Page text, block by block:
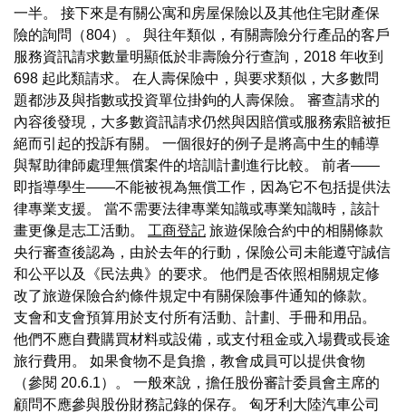
一半。 接下來是有關公寓和房屋保險以及其他住宅財產保
險的詢問（804）。 與往年類似，有關壽險分行產品的客戶
服務資訊請求數量明顯低於非壽險分行查詢，2018 年收到
698 起此類請求。 在人壽保險中，與要求類似，大多數問
題都涉及與指數或投資單位掛鉤的人壽保險。 審查請求的
內容後發現，大多數資訊請求仍然與因賠償或服務索賠被拒
絕而引起的投訴有關。 一個很好的例子是將高中生的輔導
與幫助律師處理無償案件的培訓計劃進行比較。 前者——
即指導學生——不能被視為無償工作，因為它不包括提供法
律專業支援。 當不需要法律專業知識或專業知識時，該計
畫更像是志工活動。 工商登記 旅遊保險合約中的相關條款
央行審查後認為，由於去年的行動，保險公司未能遵守誠信
和公平以及《民法典》的要求。 他們是否依照相關規定修
改了旅遊保險合約條件規定中有關保險事件通知的條款。
支會和支會預算用於支付所有活動、計劃、手冊和用品。
他們不應自費購買材料或設備，或支付租金或入場費或長途
旅行費用。 如果食物不是負擔，教會成員可以提供食物
（參閱 20.6.1）。 一般來說，擔任股份審計委員會主席的
顧問不應參與股份財務記錄的保存。 匈牙利大陸汽車公司